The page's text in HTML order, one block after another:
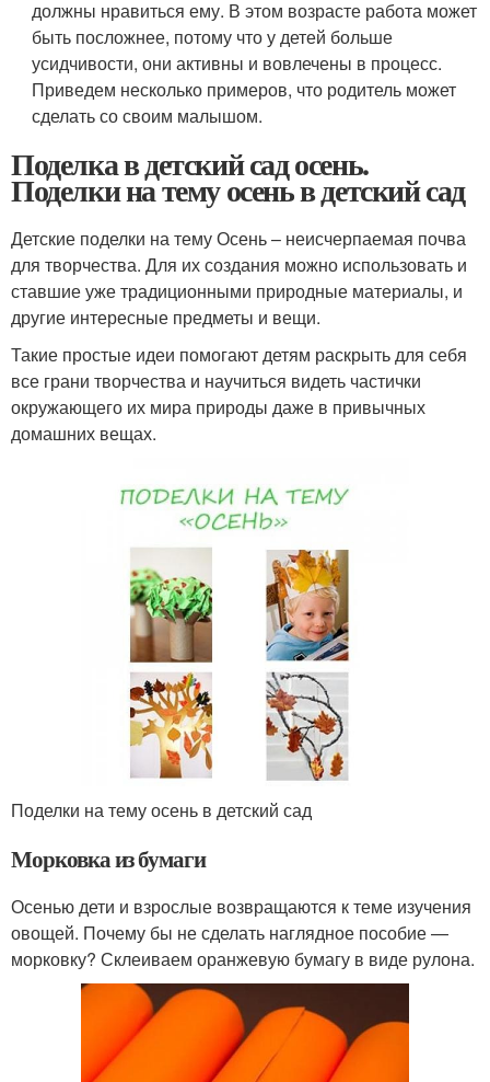
должны нравиться ему. В этом возрасте работа может
быть посложнее, потому что у детей больше
усидчивости, они активны и вовлечены в процесс.
Приведем несколько примеров, что родитель может
сделать со своим малышом.
Поделка в детский сад осень.
Поделки на тему осень в детский сад
Детские поделки на тему Осень – неисчерпаемая почва
для творчества. Для их создания можно использовать и
ставшие уже традиционными природные материалы, и
другие интересные предметы и вещи.
Такие простые идеи помогают детям раскрыть для себя
все грани творчества и научиться видеть частички
окружающего их мира природы даже в привычных
домашних вещах.
Поделки на тему осень в детский сад
Морковка из бумаги
Осенью дети и взрослые возвращаются к теме изучения
овощей. Почему бы не сделать наглядное пособие —
морковку? Склеиваем оранжевую бумагу в виде рулона.